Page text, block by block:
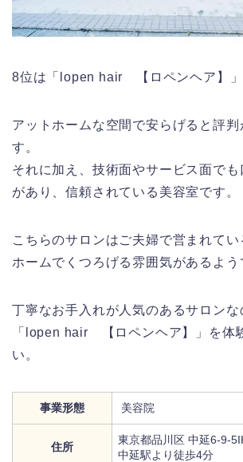
8位は「lopen hair 【ロペンヘア】」
アットホームな空間で安らげると評
す。
それに加え、技術面やサービス面で
があり、信頼されている美容室です。
こちらのサロンはご夫婦で営まれてい
ホームでくつろげる雰囲気があるよう
丁寧なお手入れが人気のあるサロン
「lopen hair 【ロペンヘア】」を体
い。
事業形態 美容院
住所
東京都品川区 中延6-9-
中延駅より徒歩4分